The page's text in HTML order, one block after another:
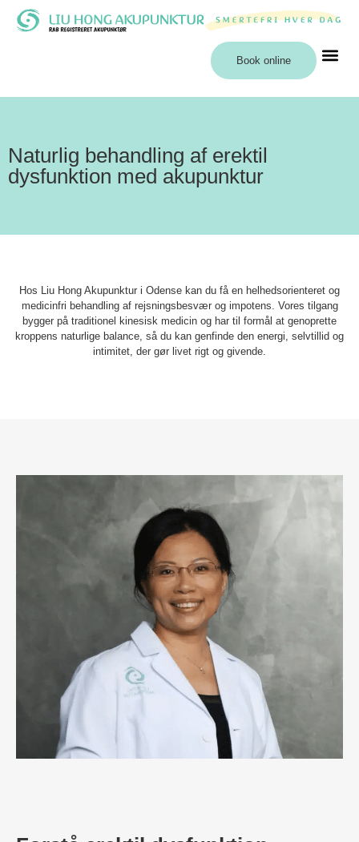
Book online
Naturlig behandling af erektil
dysfunktion med akupunktur
Hos Liu Hong Akupunktur i Odense kan du få en helhedsorienteret og
medicinfri behandling af rejsningsbesvær og impotens. Vores tilgang
bygger på traditionel kinesisk medicin og har til formål at genoprette
kroppens naturlige balance, så du kan genfinde den energi, selvtillid og
intimitet, der gør livet rigt og givende.